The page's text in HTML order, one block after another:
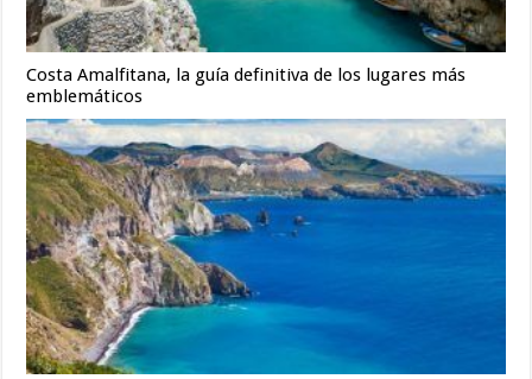
Costa Amalfitana, la guía definitiva de los lugares más
emblemáticos